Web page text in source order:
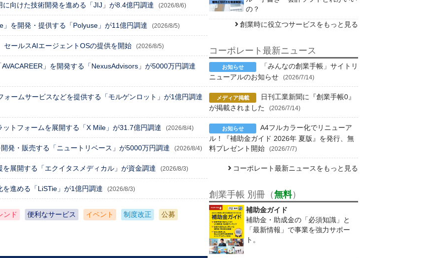
向けた技術開発を進める「JIJ」が8.4億円調達 (2026/8/6)
を開発・提供する「Polyuse」が11億円調達 (2026/8/5)
ールスAIエージェントOSの提供を開始 (2026/8/5)
」を開発する「NexusAdvisors」が5000万円調達
ォームサービスなどを提供する「モルゲンロット」が1億円調達
ットフォームを展開する「X Mile」が31.7億円調達 (2026/8/4)
発・販売する「ニュートリベース」が5000万円調達 (2026/8/4)
展開する「エクイタスメディカル」が資金調達 (2026/8/3)
進める「LiSTie」が1億円調達 (2026/8/3)
ンド 便利なサービス イベント 制度改正 公募
の？
創業時に役立つサービスをもっと見る
コーポレート最新ニュース
「みんなの創業手帳」サイトリ
ニューアルのお知らせ
(2026/7/14)
日刊工業新聞に『創業手帳0』
が掲載されました
(2026/7/14)
A4フルカラー化でリニューア
ル！『補助金ガイド 2026年 夏版』を発行、無
料プレゼント開始
(2026/7/7)
コーポレート最新ニュースをもっと見る
創業手帳 別冊（無料）
補助金ガイド
補助金・助成金の「必須知識」と
「最新情報」で事業を強力サポー
ト。